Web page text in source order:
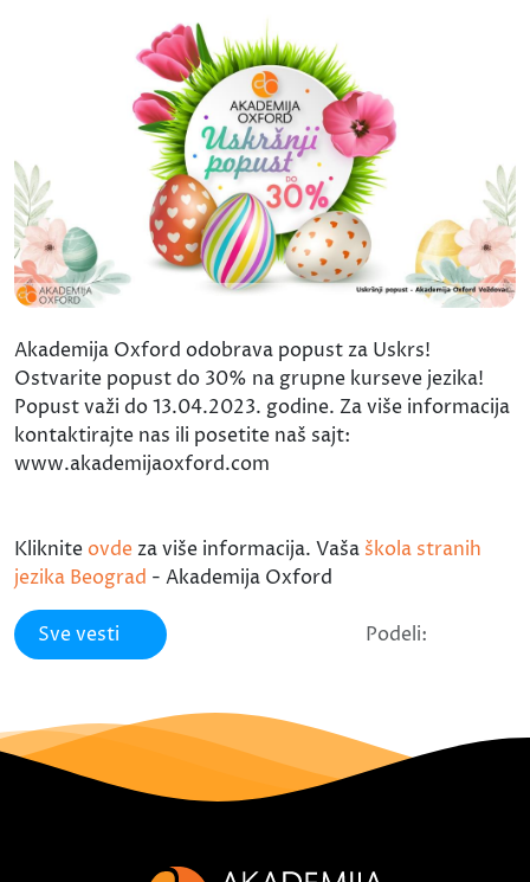
Akademija Oxford odobrava popust za Uskrs!
Ostvarite popust do 30% na grupne kurseve jezika!
Popust važi do 13.04.2023. godine. Za više informacija
kontaktirajte nas ili posetite naš sajt:
www.akademijaoxford.com
Kliknite ovde za više informacija. Vaša škola stranih
jezika Beograd - Akademija Oxford
Sve vesti Podeli: